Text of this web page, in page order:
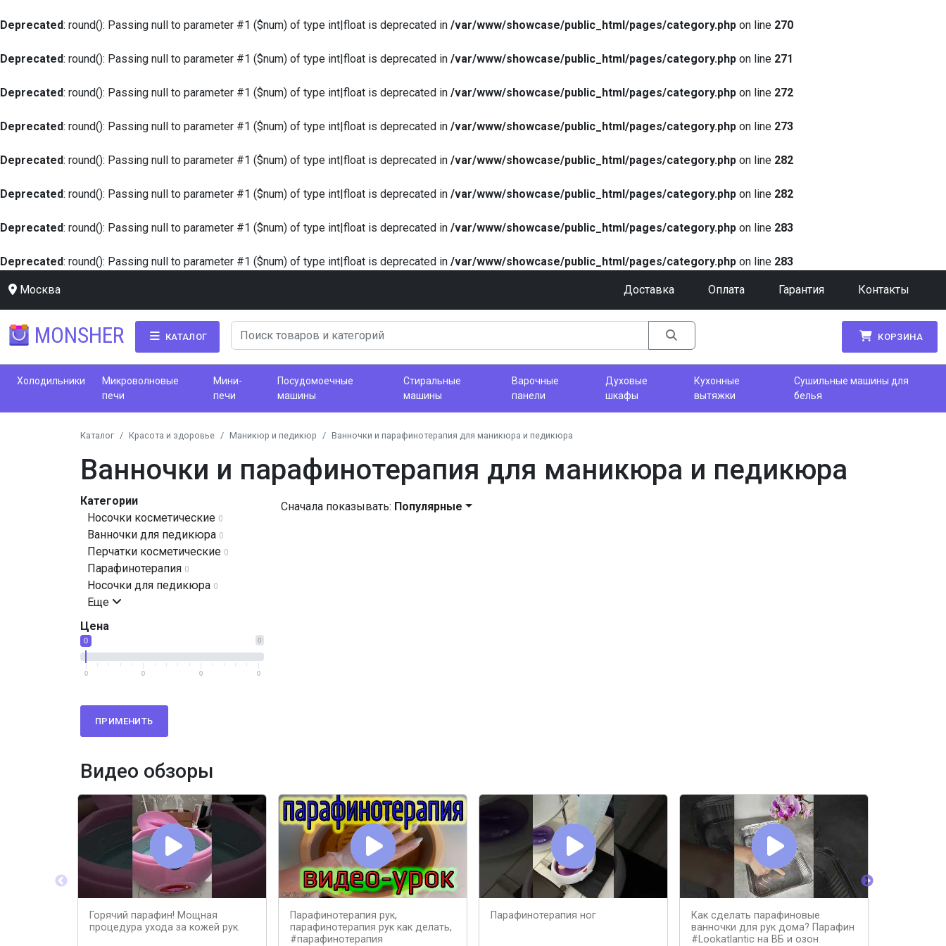
Deprecated: round(): Passing null to parameter #1 ($num) of type int|float is deprecated in /var/www/showcase/public_html/pages/category.php on line 270
Deprecated: round(): Passing null to parameter #1 ($num) of type int|float is deprecated in /var/www/showcase/public_html/pages/category.php on line 271
Deprecated: round(): Passing null to parameter #1 ($num) of type int|float is deprecated in /var/www/showcase/public_html/pages/category.php on line 272
Deprecated: round(): Passing null to parameter #1 ($num) of type int|float is deprecated in /var/www/showcase/public_html/pages/category.php on line 273
Deprecated: round(): Passing null to parameter #1 ($num) of type int|float is deprecated in /var/www/showcase/public_html/pages/category.php on line 282
Deprecated: round(): Passing null to parameter #1 ($num) of type int|float is deprecated in /var/www/showcase/public_html/pages/category.php on line 282
Deprecated: round(): Passing null to parameter #1 ($num) of type int|float is deprecated in /var/www/showcase/public_html/pages/category.php on line 283
Deprecated: round(): Passing null to parameter #1 ($num) of type int|float is deprecated in /var/www/showcase/public_html/pages/category.php on line 283
Москва Доставка Оплата Гарантия Контакты
MONSHER КАТАЛОГ КОРЗИНА
Холодильники
Микроволновые
печи
Мини-
печи
Посудомоечные
машины
Стиральные
машины
Варочные
панели
Духовые
шкафы
Кухонные
вытяжки
Сушильные машины для
белья
Каталог Красота и здоровье Маникюр и педикюр Ванночки и парафинотерапия для маникюра и педикюра
Ванночки и парафинотерапия для маникюра и педикюра
Категории
Носочки косметические 0
Ванночки для педикюра 0
Перчатки косметические 0
Парафинотерапия 0
Носочки для педикюра 0
Еще
Цена
0
0
0 0 0 0
ПРИМЕНИТЬ
Сначала показывать: Популярные
Видео обзоры
Горячий парафин! Мощная
процедура ухода за кожей рук.
Парафинотерапия рук,
парафинотерапия рук как делать,
#парафинотерапия
Парафинотерапия ног
Как сделать парафиновые
ванночки для рук дома? Парафин
#Lookatlantic на ВБ и озон